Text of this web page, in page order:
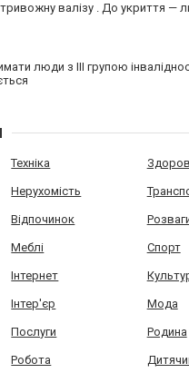
валізу . До укриття —
люди з III групою
Техніка
Нерухомість
Відпочинок
Меблі Спорт
Інтернет
Інтер'єр Мода
Послуги Родина
Робота